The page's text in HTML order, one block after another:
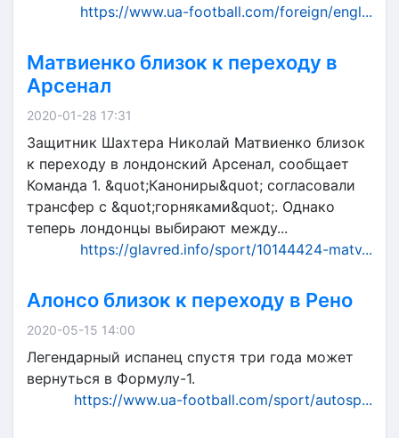
https://www.ua-football.com/foreign/engl...
Матвиенко близок к переходу в
Арсенал
2020-01-28 17:31
Защитник Шахтера Николай Матвиенко близок
к переходу в лондонский Арсенал, сообщает
Команда 1. &quot;Канониры&quot; согласовали
трансфер с &quot;горняками&quot;. Однако
теперь лондонцы выбирают между...
https://glavred.info/sport/10144424-matv...
Алонсо близок к переходу в Рено
2020-05-15 14:00
Легендарный испанец спустя три года может
вернуться в Формулу-1.
https://www.ua-football.com/sport/autosp...